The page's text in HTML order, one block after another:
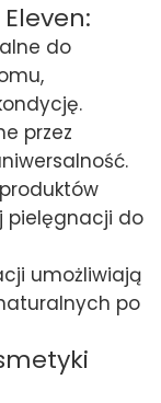
do
przez
pielęgnacji do
umożliwiają
po